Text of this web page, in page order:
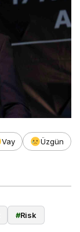
Vay
Üzgün
#Risk